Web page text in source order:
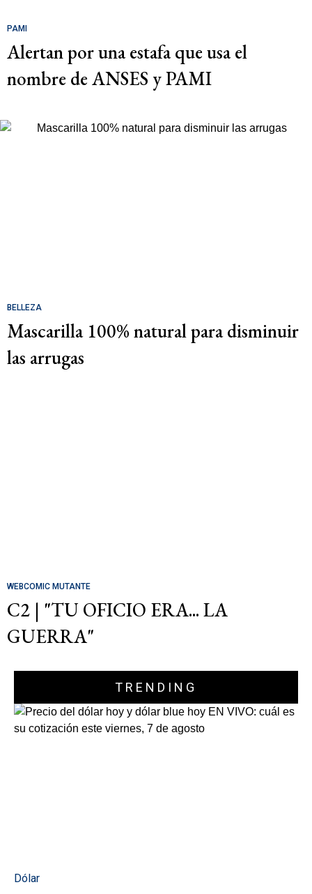
PAMI
Alertan por una estafa que usa el
nombre de ANSES y PAMI
BELLEZA
Mascarilla 100% natural para disminuir
las arrugas
WEBCOMIC MUTANTE
C2 | "TU OFICIO ERA... LA
GUERRA"
TRENDING
Dólar